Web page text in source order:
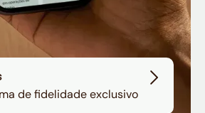
de fidelidade exclusivo